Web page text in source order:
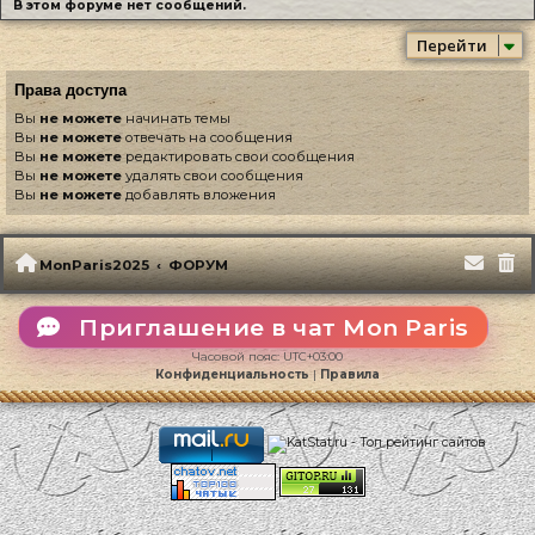
В этом форуме нет сообщений.
Перейти
Права доступа
Выне можете начинать темы
Вы не можетеотвечать на сообщения
Вы не можетередактировать свои сообщения
Вы не можете удалять свои сообщения
Вы не можетедобавлять вложения
MonParis2025 ФОРУМ
Приглашение в чат Mon Paris
Часовой пояс:UTC+03:00
Конфиденциальность|Правила